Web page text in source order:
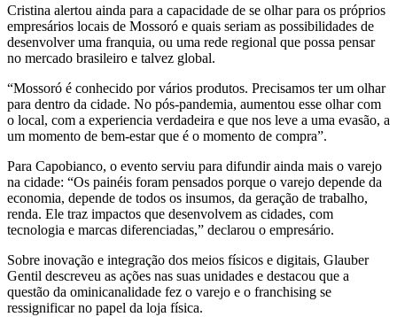
Cristina alertou ainda para a capacidade de se olhar para os próprios
empresários locais de Mossoró e quais seriam as possibilidades de
desenvolver uma franquia, ou uma rede regional que possa pensar
no mercado brasileiro e talvez global.
“Mossoró é conhecido por vários produtos. Precisamos ter um olhar
para dentro da cidade. No pós-pandemia, aumentou esse olhar com
o local, com a experiencia verdadeira e que nos leve a uma evasão, a
um momento de bem-estar que é o momento de compra”.
Para Capobianco, o evento serviu para difundir ainda mais o varejo
na cidade: “Os painéis foram pensados porque o varejo depende da
economia, depende de todos os insumos, da geração de trabalho,
renda. Ele traz impactos que desenvolvem as cidades, com
tecnologia e marcas diferenciadas,” declarou o empresário.
Sobre inovação e integração dos meios físicos e digitais, Glauber
Gentil descreveu as ações nas suas unidades e destacou que a
questão da ominicanalidade fez o varejo e o franchising se
ressignificar no papel da loja física.